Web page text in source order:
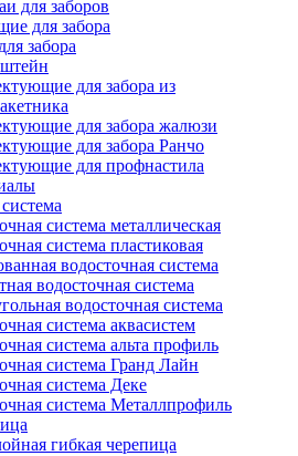
для заборов
для забора
забора
для забора из
для забора жалюзи
для забора Ранчо
для профнастила
система металлическая
система пластиковая
водосточная система
водосточная система
водосточная система
система аквасистем
система альта профиль
система Гранд Лайн
система Деке
система Металлпрофиль
гибкая черепица